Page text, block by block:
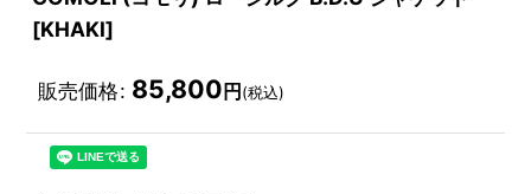
[KHAKI]
販売価格: 85,800 円 (税込)